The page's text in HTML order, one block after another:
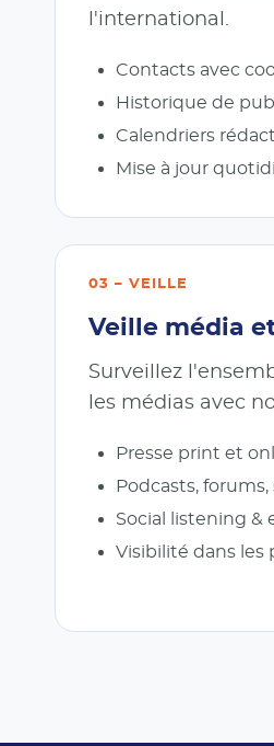
l'international.
Contacts avec
Historique de
Calendriers
Mise à jour
03 – VEILLE
Veille média
Surveillez
les médias avec
Presse print et
Podcasts,
Social listening &
Visibilité dans les